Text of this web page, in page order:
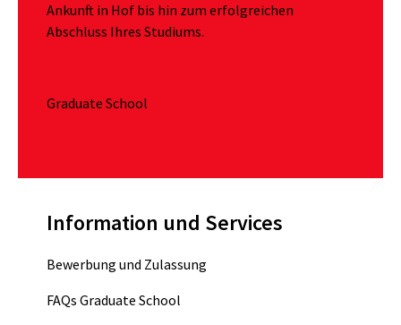
Ankunft in Hof bis hin zum erfolgreichen
Abschluss Ihres Studiums.
Graduate School
Information und Services
Bewerbung und Zulassung
FAQs Graduate School